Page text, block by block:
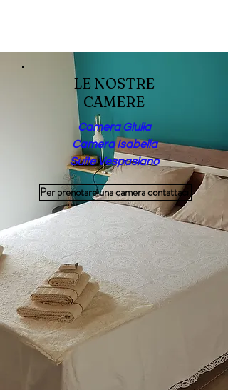
LE NOSTRE
CAMERE
Camera Giulia
Camera Isabella
Suite Vespasiano
Per prenotare una camera contattaci.